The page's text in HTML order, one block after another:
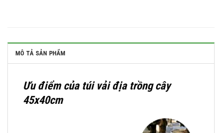
MÔ TẢ SẢN PHẨM
Ưu điểm của túi vải địa trồng cây
45x40cm